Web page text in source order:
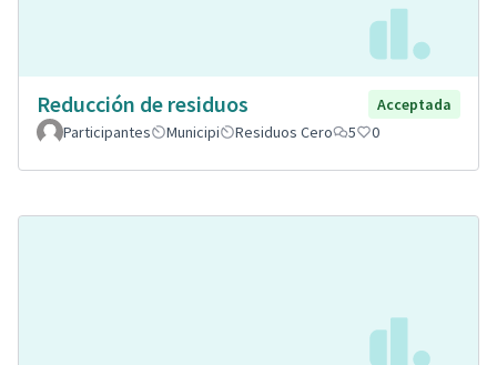
Reducción de residuos
Acceptada
Participantes
Municipi Residuos Cero 5 0